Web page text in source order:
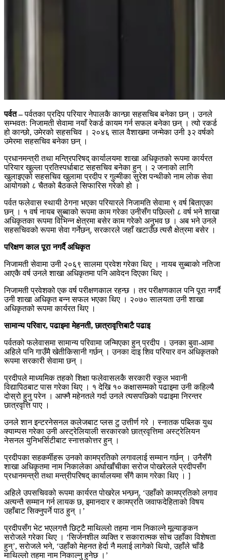
पर्वत –पर्वतका प्रदिप परियार नेपालकै कान्छा सहसचिब बनेका छन् । उनले
सम्भवतः निजामती सेवामा नयाँ रेकर्ड कायम गर्न सफल बनेका छन् । त्यो रकर्ड
हो कान्छो, उमेरको सहसचिव । २०४६ साल वैशाखमा जन्मेका उनी ३२ वर्षको
उमेरमा सहसचिव बनेका छन् ।
प्रधानमन्त्री तथा मन्त्रिपरिषद् कार्यालयमा शाखा अधिकृतको रूपमा कार्यरत
परियार खुल्ला प्रतिस्पर्धाबाट सहसचिव बनेका हुन् । २ जनाको लागि
खुलाइएको सहसचिव खुलामा प्रदीप र गुल्मीका सुरेश पन्थीको नाम लोक सेवा
आयोगको ८ चैतको बैठकले सिफारिस गरेको हो ।
पर्वत फलेवास स्थायी ठेगना भएका परियारले निजामति सेवामा ९ वर्ष बिताएका
छन् । १ वर्ष नायब सुब्बाको रूपमा काम गरेका उनीसँग पछिल्लो ८ वर्ष भने शाखा
अधिकृतका रूपमा विभिन्न क्षेत्रमा बसेर काम गरेको अनुभव छ । अब भने उनले
सहसचिवको रूपमा सेवा गर्नेछन्, सरकारले जहाँ खटाउँछ त्यसै क्षेत्रमा बसेर ।
परिक्षण काल पूरा नगर्दै अधिकृत
निजामती सेवामा उनी २०६९ सालमा प्रवेश गरेका थिए । नायब सुब्बाकाे नतिजा
आएकै वर्ष उनले शाखा अधिकृतमा पनि आवेदन दिएका थिए ।
निजामती प्रवेशको एक वर्ष परीक्षणकाल रहन्छ । तर परीक्षणकाल पनि पूरा नगर्दै
उनी शाखा अधिकृत बन्न सफल भएका थिए । २०७० सालयता उनी शाखा
अधिकृतको रूपमा कार्यरत थिए ।
सामान्य परिवार, पढाइमा मेहनती, छात्रावृत्तिबाटै पढाइ
पर्वतको फलेवासमा सामान्य परिवामा जन्मिएका हुन् प्रदीप । उनका बुवा-आमा
अहिले पनि गाउँमै खेतीकिसानी गर्छन् । उनका दाइ शिव परियार वन अधिकृतको
रूपमा सरकारी सेवामा छन् ।
प्रदीपले माध्यमिक तहको शिक्षा फलेवासलकै सरकारी स्कुल भवानी
विद्यापिठबाट पास गरेका थिए । १ देखि १० कक्षासम्मको पढाइमा उनी कहिल्यै
दोस्रो हुनु परेन । आफ्नै महेनतले गर्दा उनले त्यसपछिकाे पढाइमा निरन्तर
छात्रवृत्ति पाए ।
उनले शान इन्टरनेसनल कलेजबाट प्लस टु उत्तीर्ण गरे । स्नातक पब्लिक युथ
क्याम्पस गरेका उनी अस्ट्रेलियाली सरकारको छात्रवृत्तिमा अस्ट्रेलियन
नेसनल युनिभर्सिटीबाट स्नात्तकाेत्तर हुन् ।
प्रदीपका सहकर्मीहरू उनको कामप्रतिको लगावलाई सम्मान गर्छन् । उनैसँगै
शाखा अधिकृतमा नाम निकालेका अर्घाखाँचीका सरोज पोखरेलले प्रदीपसँग
प्रधानमन्त्री तथा मन्त्रीपरिषद् कार्यालयमा सँगै काम गरेका थिए । ]
अहिले उपसचिवको रूपमा कार्यरत पोखरेल भन्छन्, ‘उहाँको कामप्रतिको लगाव
अत्यन्तै सम्मान गर्न लायक छ, इमानदार र कामप्रति जवाफदेहिताको विषय
उहाँबाट सिक्नुपर्ने पाठ हुन् ।’
प्रदीपसँग भेट भएलगत्तै छिट्टै माथिल्लो तहमा नाम निकाल्ने मूल्याङ्कन
सरोजले गरेका थिए । ‘सिर्जनशील व्यक्ति र सकारात्मक सोच उहाँका विशेषता
हुन्’, सराेजले भने, ‘उहाँको मेहनत हेर्दा नै मलाई लागेको थियो, उहाँले चाँडै
माथिल्लो तहमा नाम निकाल्नु हुनेछ ।’